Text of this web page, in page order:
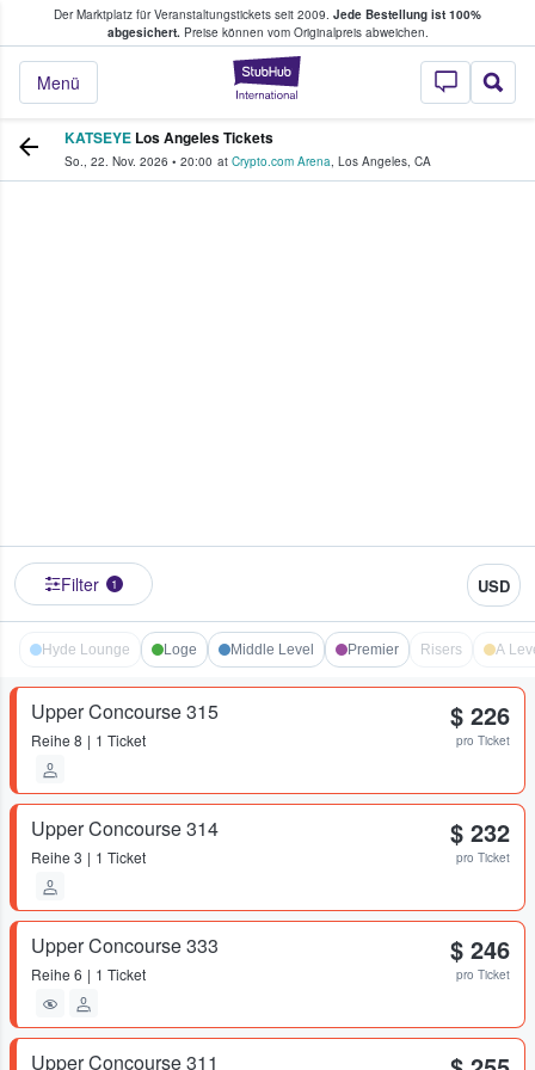
Der Marktplatz für Veranstaltungstickets seit 2009. Jede Bestellung ist 100%
abgesichert.Preise können vom Originalpreis abweichen.
StubHub - Wo
Menü
Tickets kaufen & verkaufen
KATSEYE Los Angeles Tickets
So., 22. Nov. 2026 • 20:00 at Crypto.com Arena, Los Angeles, CA
Filter 1 USD
Hyde Lounge Loge Middle Level Premier Risers A
Upper Concourse 315
Reihe 8 1 Ticket
$ 226
pro Ticket
Upper Concourse 314
Reihe 3 1 Ticket
$ 232
pro Ticket
Upper Concourse 333
Reihe 6 1 Ticket
$ 246
pro Ticket
Upper Concourse 311